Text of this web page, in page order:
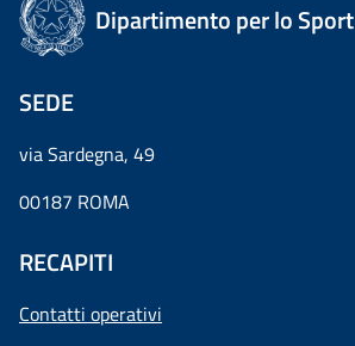
Dipartimento per lo Sport
SEDE
via Sardegna, 49
00187 ROMA
RECAPITI
Contatti operativi